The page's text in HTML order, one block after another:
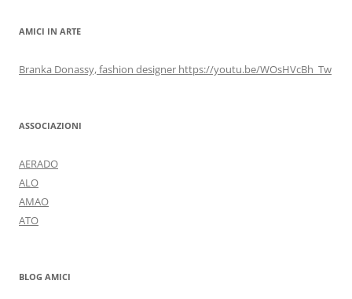
AMICI IN ARTE
Branka Donassy, fashion designer https://youtu.be/WOsHVcBh_Tw
ASSOCIAZIONI
AERADO
ALO
AMAO
ATO
BLOG AMICI